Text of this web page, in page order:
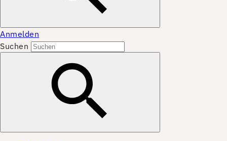
Anmelden
Suchen